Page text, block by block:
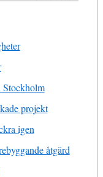
projekt
igen
åtgärd